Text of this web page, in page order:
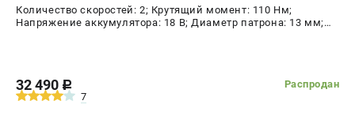
Количество скоростей: 2; Крутящий момент: 110 Нм;
Напряжение аккумулятора: 18 В; Диаметр патрона: 13 мм;
32 490 c
Распродан
7